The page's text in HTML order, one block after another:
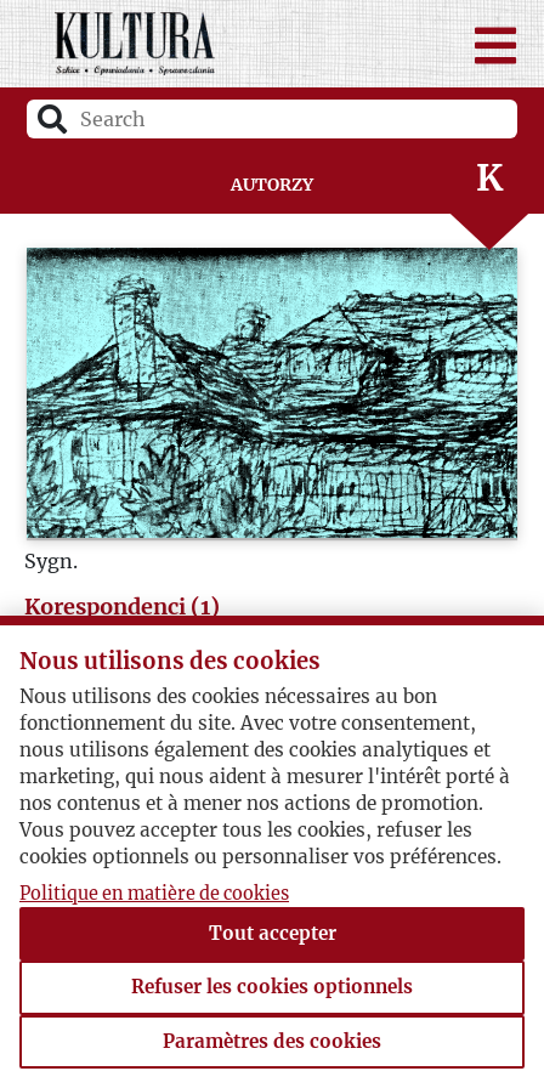
Autorzy
I
J
K
L
Ł
M
N
O
S
Ś
T
U
Sygn.
Korespondenci (1)
Jerzy Giedroyc
Ignacy Kleszczyński / Jerzy Giedroyc
W pierwszą rocznicę wybuchu wojny w Rumunii
podobne nastroje, zamieszki, ewakuacja... Pytanie
o konsulat polski. PoJG 08.01 Kleszczyński
Cluj, 1940-09-01 , Ignacy Kleszczyński
Nous utilisons des cookies
Nous utilisons des cookies nécessaires au bon
fonctionnement du site. Avec votre consentement,
nous utilisons également des cookies analytiques et
marketing, qui nous aident à mesurer l'intérêt porté à
nos contenus et à mener nos actions de promotion.
Vous pouvez accepter tous les cookies, refuser les
cookies optionnels ou personnaliser vos préférences.
Politique en matière de cookies
Tout accepter
Refuser les cookies optionnels
Paramètres des cookies
Paramètres des cookies